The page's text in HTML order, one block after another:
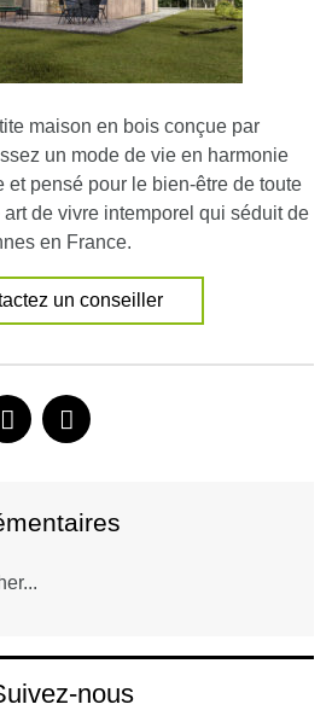
maison en bois conçue par
un mode de vie en harmonie
et pensé pour le bien-être de toute
de vivre intemporel qui séduit de
en France.
un conseiller
nous